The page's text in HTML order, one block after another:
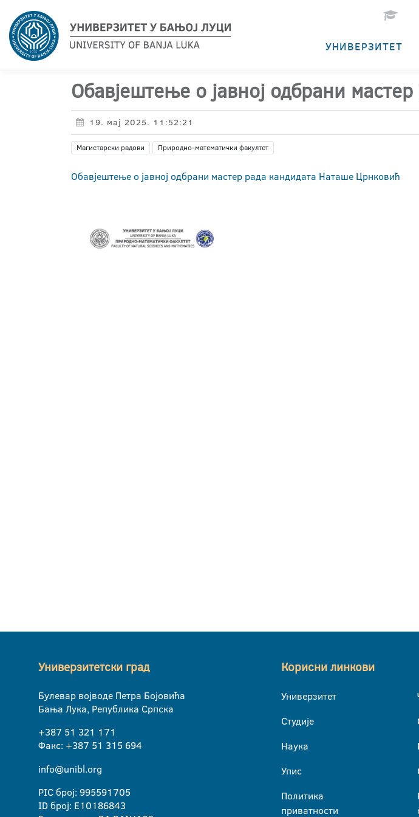
УНИВЕРЗИТЕТ
Обавјештење о јавној одбрани
19. мај 2025. 11:52:21
Магистарски радови Природно-математички факултет
Обавјештење о јавној одбрани мастер рада кандидата Наташе Црнковић
Универзитетски град
Булевар војводе Петра Бојовића
Бања Лука, Република Српска
+387 51 321 171
Факс: +387 51 315 694
info@unibl.org
PIC број: 995591705
ID број: E10186843
Корисни линкови
Универзитет
Студије
Наука
Упис
Политика
приватности